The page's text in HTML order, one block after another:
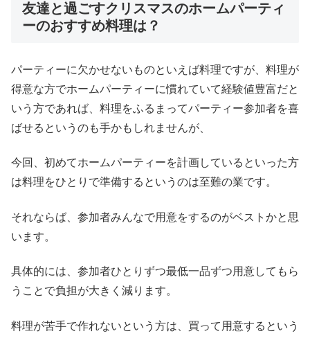
友達と過ごすクリスマスのホームパーティ
ーのおすすめ料理は？
パーティーに欠かせないものといえば料理ですが、料理が
得意な方でホームパーティーに慣れていて経験値豊富だと
いう方であれば、料理をふるまってパーティー参加者を喜
ばせるというのも手かもしれませんが、
今回、初めてホームパーティーを計画しているといった方
は料理をひとりで準備するというのは至難の業です。
それならば、参加者みんなで用意をするのがベストかと思
います。
具体的には、参加者ひとりずつ最低一品ずつ用意してもら
うことで負担が大きく減ります。
料理が苦手で作れないという方は、買って用意するという